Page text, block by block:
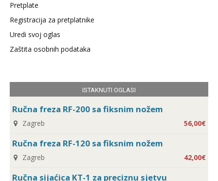
Pretplate
Registracija za pretplatnike
Uredi svoj oglas
Zaštita osobnih podataka
ISTAKNUTI OGLASI
Ručna freza RF-200 sa fiksnim nožem
Zagreb 56,00€
Ručna freza RF-120 sa fiksnim nožem
Zagreb 42,00€
Ručna sijaćica KT-1 za preciznu sjetvu